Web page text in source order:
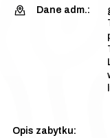
Dane adm.: